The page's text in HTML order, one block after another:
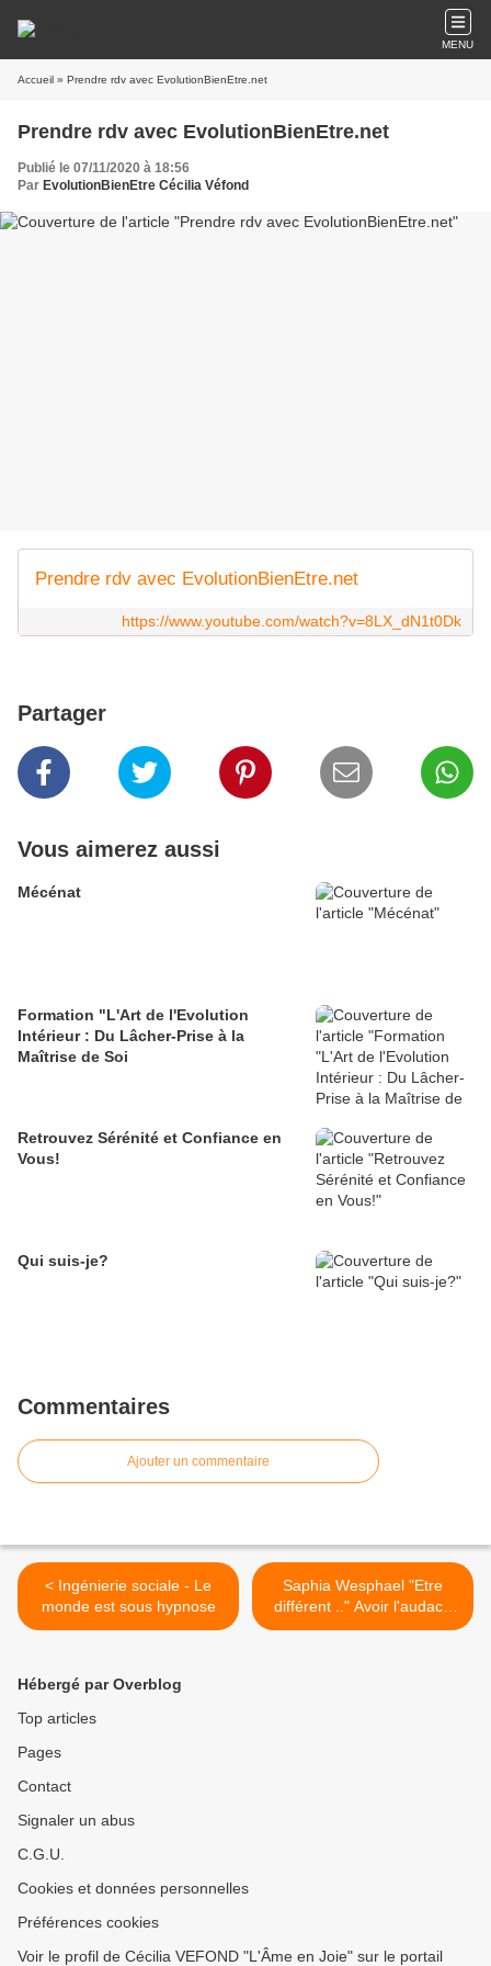
MENU
Accueil » Prendre rdv avec EvolutionBienEtre.net
Prendre rdv avec EvolutionBienEtre.net
Publié le 07/11/2020 à 18:56
Par EvolutionBienEtre Cécilia Véfond
Prendre rdv avec EvolutionBienEtre.net
https://www.youtube.com/watch?v=8LX_dN1t0Dk
Partager
Vous aimerez aussi
Mécénat
Formation "L'Art de l'Evolution
Intérieur : Du Lâcher-Prise à la
Maîtrise de Soi
Retrouvez Sérénité et Confiance en
Vous!
Qui suis-je?
Commentaires
Ajouter un commentaire
< Ingénierie sociale - Le
monde est sous hypnose
Saphia Wesphael "Etre
différent .." Avoir l'audace
d'être soi >
Hébergé par Overblog
Top articles
Pages
Contact
Signaler un abus
C.G.U.
Cookies et données personnelles
Préférences cookies
Voir le profil de Cécilia VEFOND "L'Âme en Joie" sur le portail